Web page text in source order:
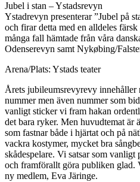
Jubel i stan – Ystadsrevyn
Ystadrevyn presenterar ”Jubel på
och firar detta med en alldeles
många fall hämtade från våra
Odenserevyn samt Nykøbing/
Arena/Plats: Ystads teater
Årets jubileumsrevyrevy innehåller
nummer men även nummer som
vanligt sticker vi fram hakan
det bara ryker. Men huvudtemat är
som fastnar både i hjärtat och på
vackra kostymer, mycket bra
skådespelare. Vi satsar som
och framförallt göra publiken glad.
ny medlem, Eva Järinge.